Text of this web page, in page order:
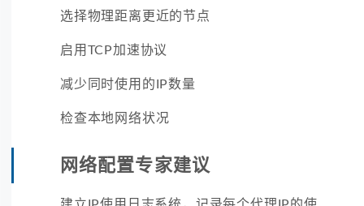
选择物理距离更近的节点
启用TCP加速协议
减少同时使用的IP数量
检查本地网络状况
网络配置专家建议